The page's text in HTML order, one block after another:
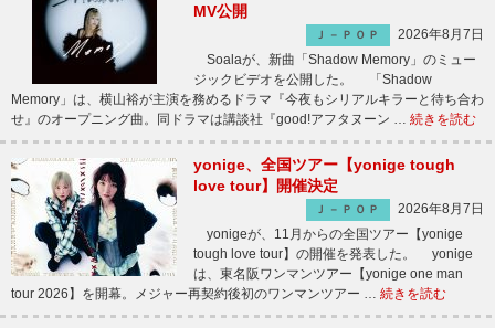
MV公開
Ｊ－ＰＯＰ
2026年8月7日
Soalaが、新曲「Shadow Memory」のミュー
ジックビデオを公開した。 「Shadow
Memory」は、横山裕が主演を務めるドラマ『今夜もシリアルキラーと待ち合わ
せ』のオープニング曲。同ドラマは講談社『good!アフタヌーン … 続きを読む
yonige、全国ツアー【yonige tough
love tour】開催決定
Ｊ－ＰＯＰ
2026年8月7日
yonigeが、11月からの全国ツアー【yonige
tough love tour】の開催を発表した。 yonige
は、東名阪ワンマンツアー【yonige one man
tour 2026】を開幕。メジャー再契約後初のワンマンツアー … 続きを読む